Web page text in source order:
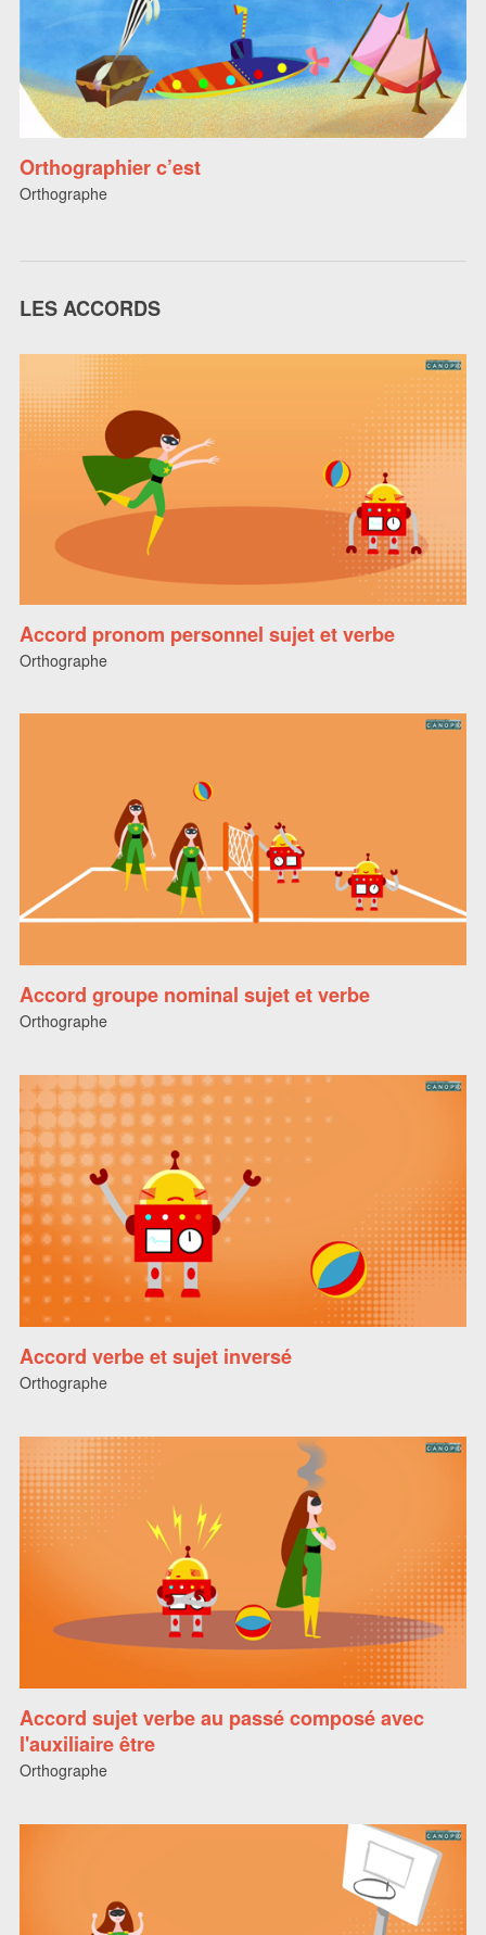
Orthographier c’est
Orthographe
LES ACCORDS
Accord pronom personnel sujet et verbe
Orthographe
Accord groupe nominal sujet et verbe
Orthographe
Accord verbe et sujet inversé
Orthographe
Accord sujet verbe au passé composé avec
l'auxiliaire être
Orthographe